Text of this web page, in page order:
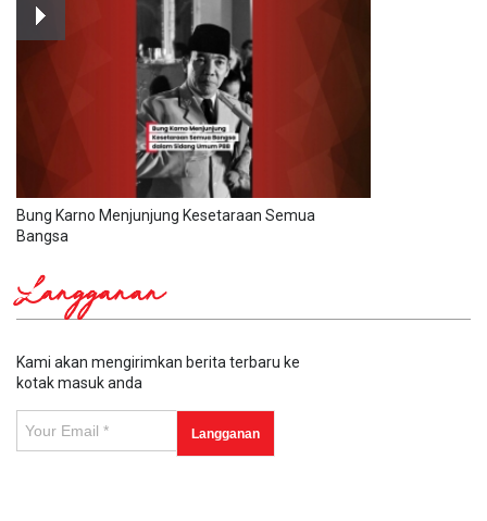
Bung Karno Menjunjung Kesetaraan Semua
Bangsa
Langganan
Kami akan mengirimkan berita terbaru ke
kotak masuk anda